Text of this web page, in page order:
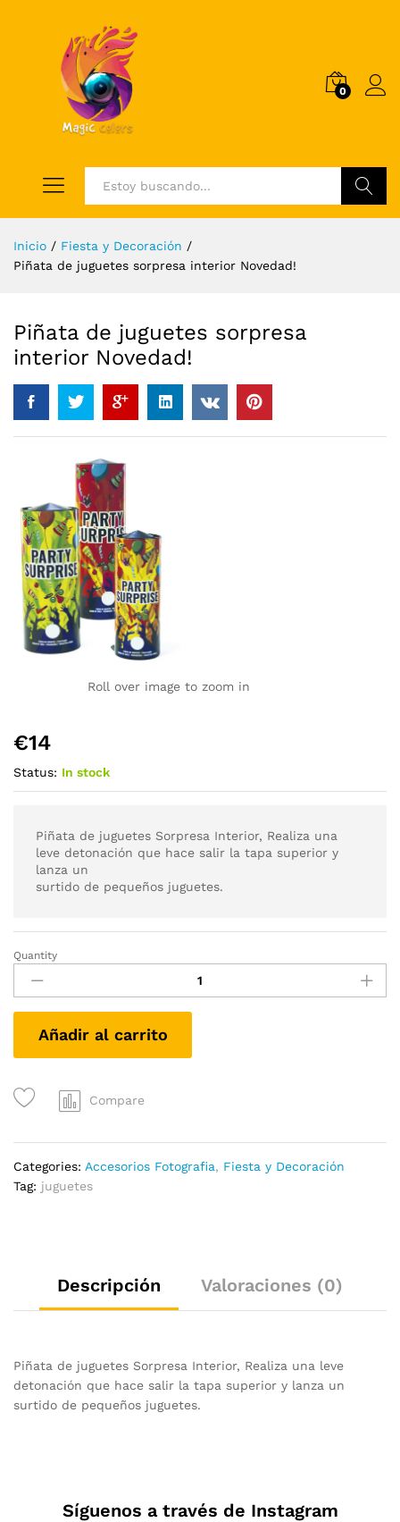
0
Inicio / Fiesta y Decoración /
Piñata de juguetes sorpresa interior Novedad!
Piñata de juguetes sorpresa
interior Novedad!
Roll over image to zoom in
€14
Status: In stock
Piñata de juguetes Sorpresa Interior, Realiza una
leve detonación que hace salir la tapa superior y
lanza un
surtido de pequeños juguetes.
Piñata
juguetes
sorpresa
interior
Novedad!
Quantity
Añadir al carrito
Compare
Categories: Accesorios Fotografia, Fiesta y Decoración
Tag: juguetes
Descripción Valoraciones (0)
Piñata de juguetes Sorpresa Interior, Realiza una leve
detonación que hace salir la tapa superior y lanza un
surtido de pequeños juguetes.
Síguenos a través de Instagram